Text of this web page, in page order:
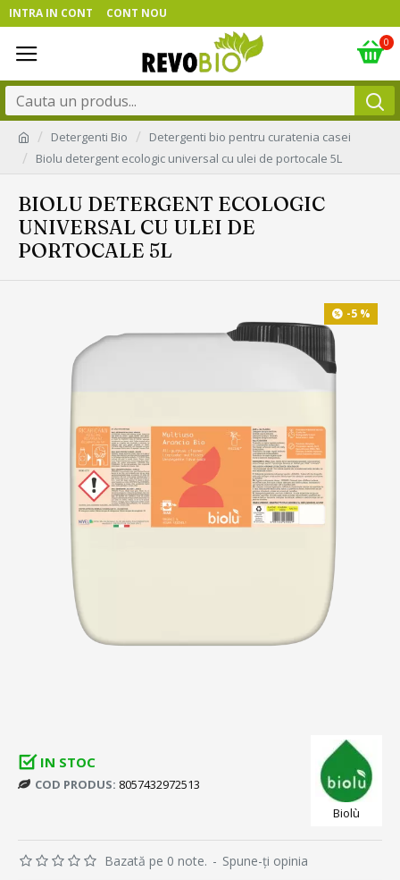
INTRA IN CONT CONT NOU
0
Detergenti Bio
Detergenti bio pentru curatenia casei
Biolu detergent ecologic universal cu ulei de portocale 5L
BIOLU DETERGENT ECOLOGIC
UNIVERSAL CU ULEI DE
PORTOCALE 5L
-5 %
IN STOC
COD PRODUS: 8057432972513
Biolù
Bazată pe 0 note. - Spune-ţi opinia